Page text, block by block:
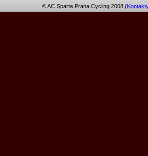
© AC Sparta Praha Cycling 2008 (Kontakty